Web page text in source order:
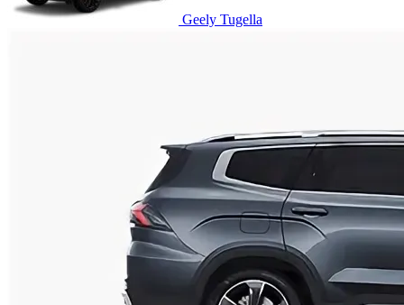
Geely Tugella